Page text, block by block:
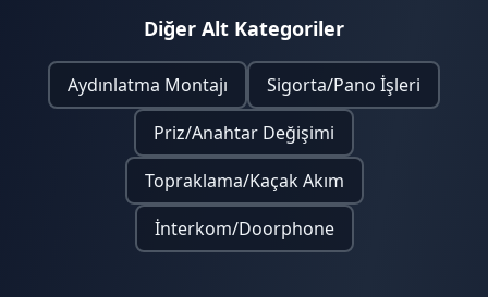
Diğer Alt Kategoriler
Aydınlatma Montajı
Sigorta/Pano İşleri
Priz/Anahtar Değişimi
Topraklama/Kaçak Akım
İnterkom/Doorphone